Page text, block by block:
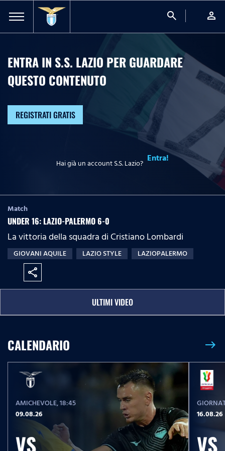
search person
ENTRA IN S.S. LAZIO PER GUARDARE
QUESTO CONTENUTO
REGISTRATI GRATIS
Hai già un account S.S. Lazio? Entra!
Match
UNDER 16: LAZIO-PALERMO 6-0
La vittoria della squadra di Cristiano Lombardi
GIOVANI AQUILE LAZIO STYLE LAZIOPALERMO
share
ULTIMI VIDEO
CALENDARIO east
AMICHEVOLE, 18:45
09.08.26
VS
16.08.26
VS